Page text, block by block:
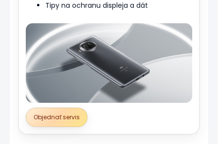
Tipy na ochranu displeja a dát
Objednať servis